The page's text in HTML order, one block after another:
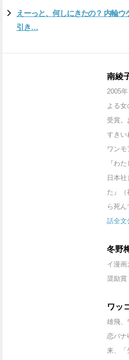
えーっと、何しにきたの？ 内輪
引き…
南綾
2005
よる
受賞。
すきい
ワンモ
『わ
日本
た』（
ら死
話全文
冬野
イ漫画
奨励賞
ワッ
雄飛、
恋バナ
来、「